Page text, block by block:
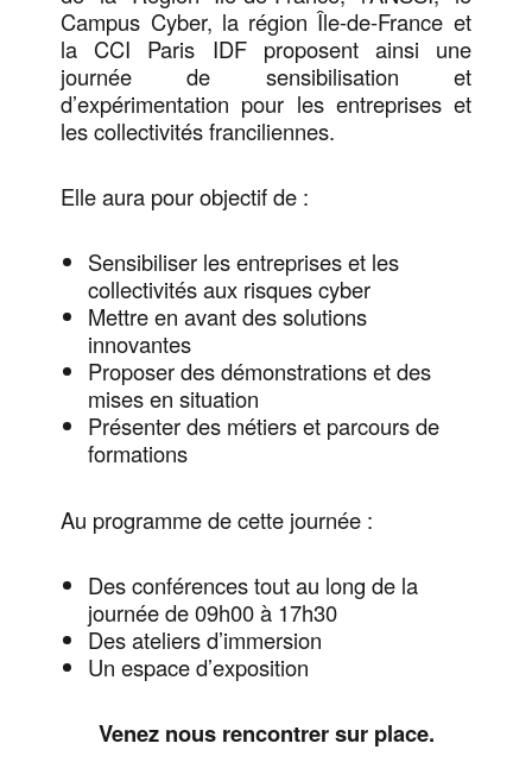
Campus Cyber, la région Île-de-France et
la CCI Paris IDF proposent ainsi une
journée de sensibilisation et
d’expérimentation pour les entreprises et
les collectivités franciliennes.
Elle aura pour objectif de :
Sensibiliser les entreprises et les
collectivités aux risques cyber
Mettre en avant des solutions
innovantes
Proposer des démonstrations et des
mises en situation
Présenter des métiers et parcours de
formations
Au programme de cette journée :
Des conférences tout au long de la
journée de 09h00 à 17h30
Des ateliers d’immersion
Un espace d’exposition
Venez nous rencontrer sur place.